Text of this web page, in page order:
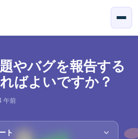
やバグを報告する
ばよいですか？
午前
ト